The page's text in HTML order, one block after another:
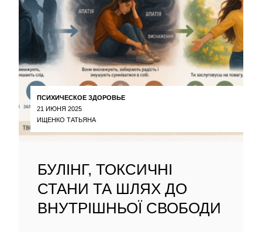
ПСИХИЧЕСКОЕ ЗДОРОВЬЕ
21 ИЮНЯ 2025
ИЩЕНКО ТАТЬЯНА
БУЛІНГ, ТОКСИЧНІ
СТАНИ ТА ШЛЯХ ДО
ВНУТРІШНЬОЇ СВОБОДИ